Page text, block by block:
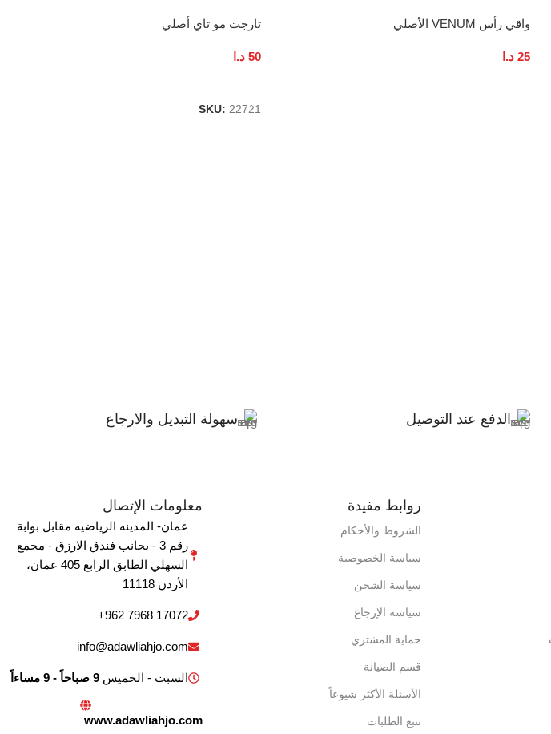
واقي رأس VENUM الأصلي
25 د.ا
تارجت مو تاي أصلي
50 د.ا
SKU: 22721
الدفع عند التوصيل سهولة التبديل والارجاع
روابط مفيدة
الشروط والأحكام
سياسة الخصوصية
سياسة الشحن
سياسة الإرجاع
حماية المشتري
قسم الصيانة
الأسئلة الأكثر شيوعاً
تتبع الطلبات
معلومات الإتصال
عمان- المدينه الرياضيه مقابل بوابة
رقم 3 - بجانب فندق الارزق - مجمع
السهلي الطابق الرابع 405 ‏عمان‏،
‏الأردن‏ 11118
+962 7968 17072
info@adawliahjo.com
السبت - الخميس 9 صباحاً - 9 مساءاً
www.adawliahjo.com